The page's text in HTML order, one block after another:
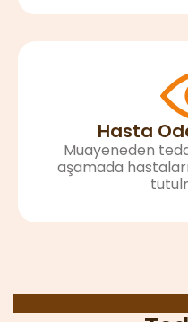
Hasta
Muayeneden
aşamada